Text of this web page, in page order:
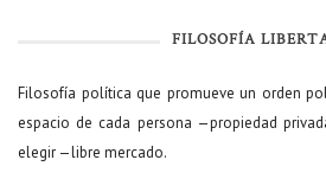
FILOSOFÍA
Filosofía política que promueve un orden
espacio de cada persona —propiedad
elegir —libre mercado.